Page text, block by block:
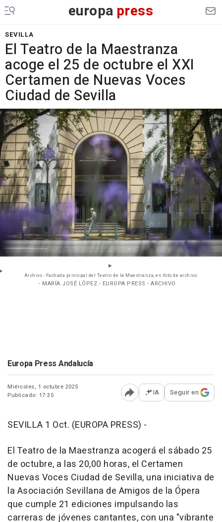
europa press
SEVILLA
El Teatro de la Maestranza
acoge el 25 de octubre el XXI
Certamen de Nuevas Voces
Ciudad de Sevilla
Archivo - Fachada principal del Teatro de la Maestranza, en foto de archivo.
- MARÍA JOSÉ LÓPEZ - EUROPA PRESS - ARCHIVO
Europa Press Andalucía
Miércoles, 1 octubre 2025
Publicado: 17:35
Abrir opciones para
IA Seguir en
SEVILLA 1 Oct. (EUROPA PRESS) -
El Teatro de la Maestranza acogerá el sábado 25
de octubre, a las 20,00 horas, el Certamen
Nuevas Voces Ciudad de Sevilla, una iniciativa de
la Asociación Sevillana de Amigos de la Ópera
que cumple 21 ediciones impulsando las
carreras de jóvenes cantantes, con una "vibrante